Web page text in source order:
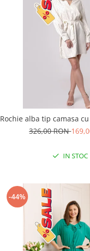
Rochie alba tip camasa
326,00 RON
IN STOC
-44%